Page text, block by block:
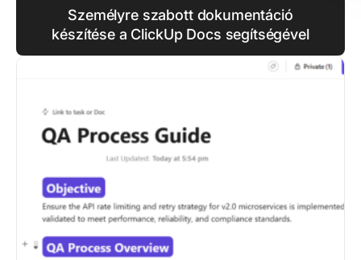
Személyre szabott dokumentáció
készítése a ClickUp Docs segítségével